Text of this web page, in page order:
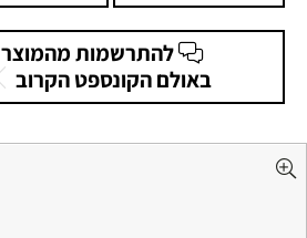
להתרשמות מהמוצר
באולם הקונספט הקרוב